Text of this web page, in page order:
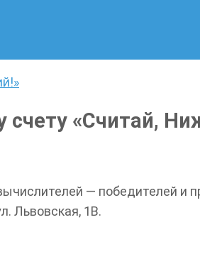
счету «Считай,
— победителей и
Львовская, 1В.